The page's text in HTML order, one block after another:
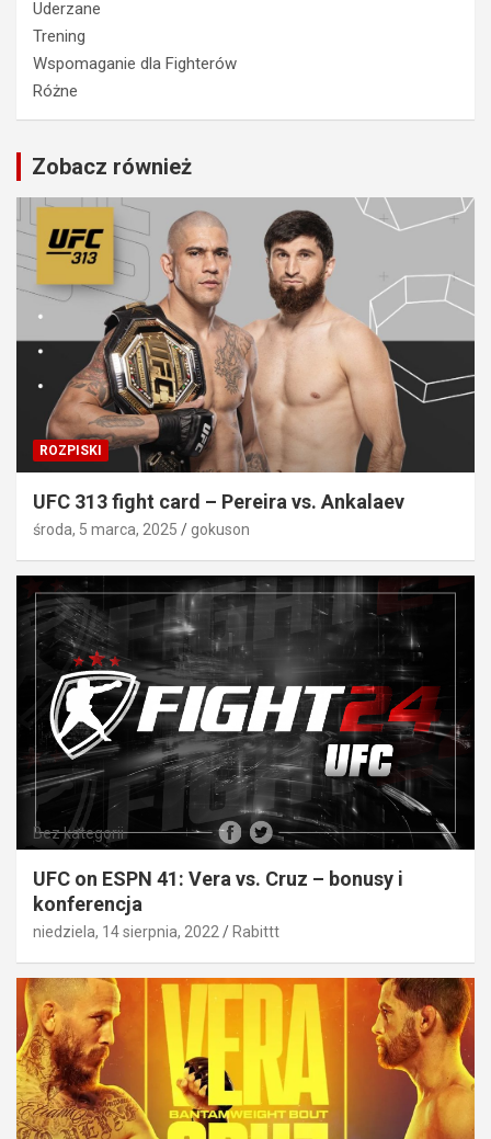
Uderzane
Trening
Wspomaganie dla Fighterów
Różne
Zobacz również
ROZPISKI
UFC 313 fight card – Pereira vs. Ankalaev
środa, 5 marca, 2025 gokuson
Bez kategorii
UFC on ESPN 41: Vera vs. Cruz – bonusy i
konferencja
niedziela, 14 sierpnia, 2022 Rabittt